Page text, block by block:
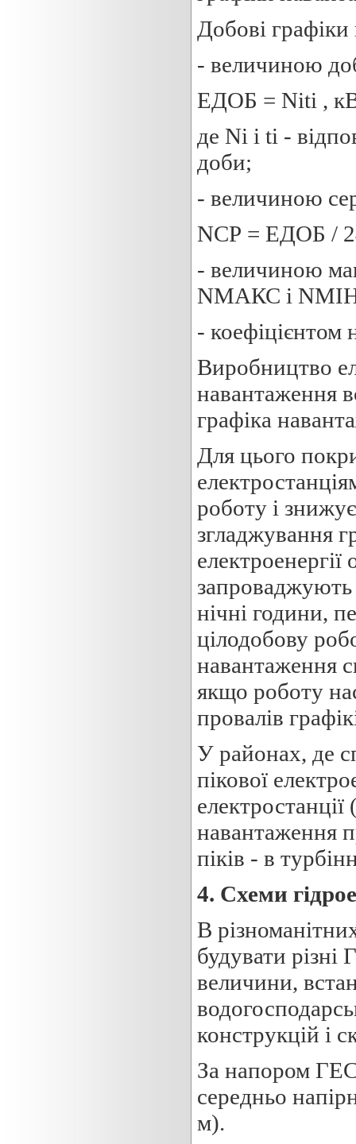
Добові
- величиною
ЕДОБ = Nіtі ,
де Nі і tі -
доби;
- величиною
NСР = ЕДОБ /
- величиною
NМАКС і
-
Виробництво
навантаження
графіка
Для цього
роботу і
згладжування
запроваджують
нічні години,
цілодобову
навантаження
якщо роботу
провалів
У районах, де
пікової
навантаження
піків - в
4. Схеми
В
будувати
величини,
конструкцій і
За напором
середньо
м).